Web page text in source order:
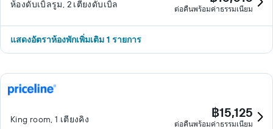
ห้องดับเบิ้ลรูม, 2 เตียงดับเบิ้ล ต่อคืนพร้อมค่าธรรมเนียม
แสดงอัตราห้องพักเพิ่มเติม 1 รายการ
King room, 1 เตียงคิง ฿15,125
ต่อคืนพร้อมค่าธรรมเนียม